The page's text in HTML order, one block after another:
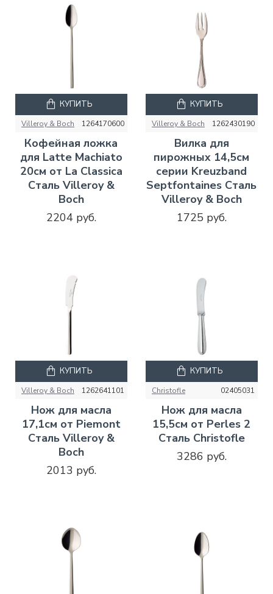
Villeroy & Boch 1264170600
Кофейная ложка
для Latte Machiato
20см от La Classica
Сталь Villeroy &
Boch
2204 руб.
КУПИТЬ
Villeroy & Boch 1262430190
Вилка для
пирожных 14,5см
серии Kreuzband
Septfontaines Сталь
Villeroy & Boch
1725 руб.
КУПИТЬ
Villeroy & Boch 1262641101
Нож для масла
17,1см от Piemont
Сталь Villeroy &
Boch
2013 руб.
КУПИТЬ
Christofle 02405031
Нож для масла
15,5см от Perles 2
Сталь Christofle
3286 руб.
КУПИТЬ